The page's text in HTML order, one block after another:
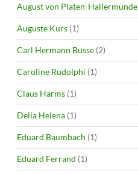
August von Platen-Hallermünde
Auguste Kurs (1)
Carl Hermann Busse (2)
Caroline Rudolphi (1)
Claus Harms (1)
Delia Helena (1)
Eduard Baumbach (1)
Eduard Ferrand (1)